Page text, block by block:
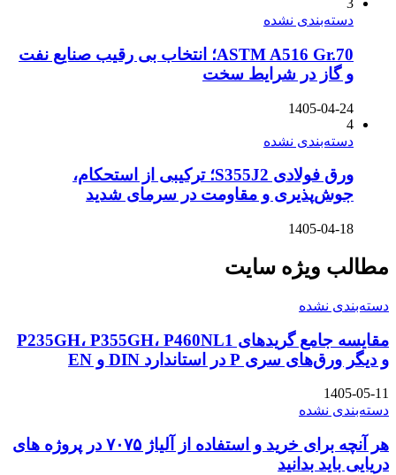
3
دسته‌بندی نشده
ASTM A516 Gr.70؛ انتخاب بی رقیب صنایع نفت
و گاز در شرایط سخت
1405-04-24
4
دسته‌بندی نشده
ورق فولادی S355J2؛ ترکیبی از استحکام،
جوش‌پذیری و مقاومت در سرمای شدید
1405-04-18
مطالب ویژه سایت
دسته‌بندی نشده
مقایسه جامع گریدهای P235GH، P355GH، P460NL1
و دیگر ورق‌های سری P در استاندارد DIN و EN
1405-05-11
دسته‌بندی نشده
هر آنچه برای خرید و استفاده از آلیاژ ۷۰۷۵ در پروژه های
دریایی باید بدانید